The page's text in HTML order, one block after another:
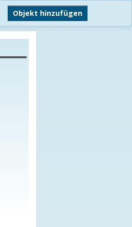
Objekt hinzufügen